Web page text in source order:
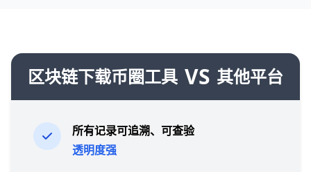
区块链下载币圈工具 VS 其他平台
所有记录可追溯、可查验
透明度强